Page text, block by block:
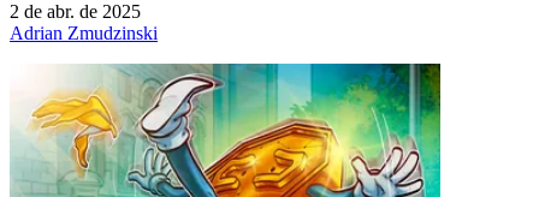
2 de abr. de 2025
Adrian Zmudzinski